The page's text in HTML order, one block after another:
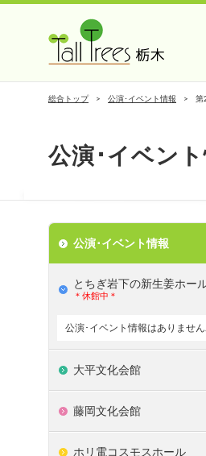
総合トップ 公演･イベント情報 第
公演･イベン
公演･イベント情報
とちぎ岩下の新⽣姜ホー
＊休館中＊
公演･イベント情報はありません
大平文化会館
藤岡文化会館
ホリ電コスモスホール